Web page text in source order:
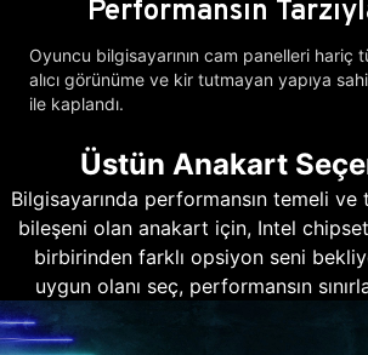
Performansın
Oyuncu bilgisayarının cam panelleri hariç
alıcı görünüme ve kir tutmayan yapıya
ile kaplandı.
Üstün Anakart
Bilgisayarında performansın temeli ve
bileşeni olan anakart için, Intel
birbirinden farklı opsiyon seni
uygun olanı seç, performansın